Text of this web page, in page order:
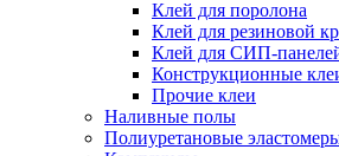
Клей для поролона
Клей для резиновой
Клей для СИП-
Конструкционные
Прочие клеи
Наливные полы
Полиуретановые